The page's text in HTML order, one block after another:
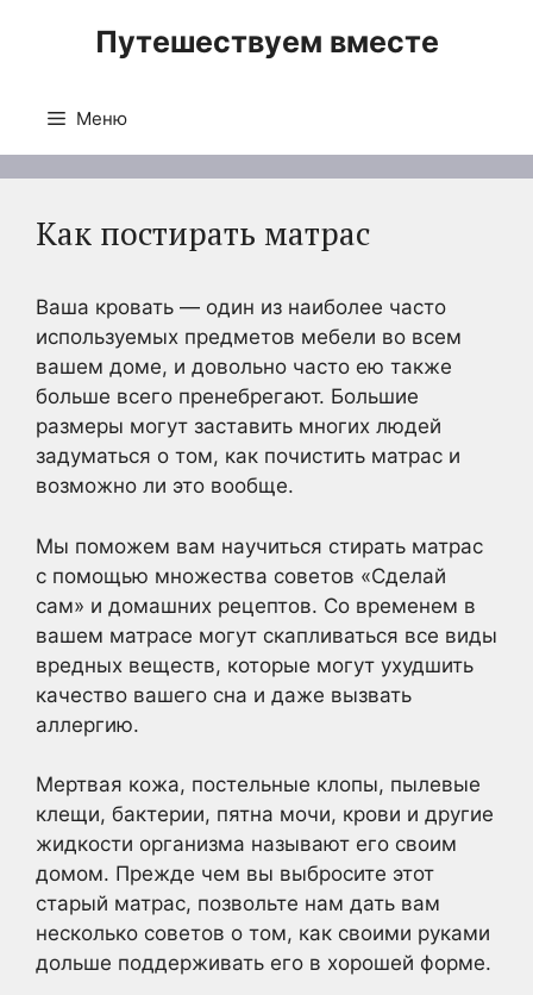
Путешествуем вместе
Меню
Как постирать матрас
Ваша кровать — один из наиболее часто
используемых предметов мебели во всем
вашем доме, и довольно часто ею также
больше всего пренебрегают. Большие
размеры могут заставить многих людей
задуматься о том, как почистить матрас и
возможно ли это вообще.
Мы поможем вам научиться стирать матрас
с помощью множества советов «Сделай
сам» и домашних рецептов. Со временем в
вашем матрасе могут скапливаться все виды
вредных веществ, которые могут ухудшить
качество вашего сна и даже вызвать
аллергию.
Мертвая кожа, постельные клопы, пылевые
клещи, бактерии, пятна мочи, крови и другие
жидкости организма называют его своим
домом. Прежде чем вы выбросите этот
старый матрас, позвольте нам дать вам
несколько советов о том, как своими руками
дольше поддерживать его в хорошей форме.